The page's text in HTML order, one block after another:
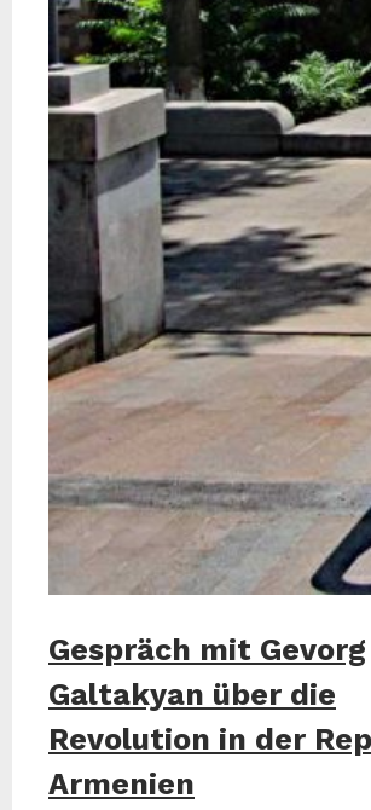
Gespräch mit Gevorg
Galtakyan über die
Revolution in der
Armenien